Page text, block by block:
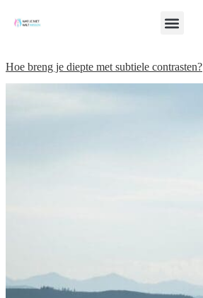
Hoe breng je diepte met subtiele contrasten?